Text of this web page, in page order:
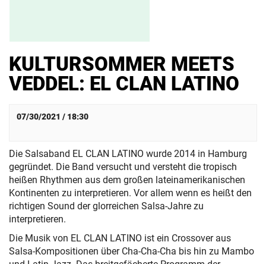
KULTURSOMMER MEETS
VEDDEL: EL CLAN LATINO
07/30/2021 / 18:30
Die Salsaband EL CLAN LATINO wurde 2014 in Hamburg
gegründet. Die Band versucht und versteht die tropisch
heißen Rhythmen aus dem großen lateinamerikanischen
Kontinenten zu interpretieren. Vor allem wenn es heißt den
richtigen Sound der glorreichen Salsa-Jahre zu
interpretieren.
Die Musik von EL CLAN LATINO ist ein Crossover aus
Salsa-Kompositionen über Cha-Cha-Cha bis hin zu Mambo